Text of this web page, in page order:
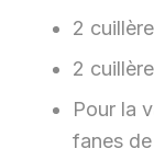
2
2
Pour la
fanes